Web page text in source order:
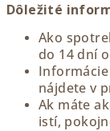
Dôležité
Ako
do 14 dní
nájdete v
Ak máte
istí,